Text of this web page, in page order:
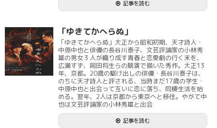
記事を読む
「ゆきてかへらぬ」
「ゆきてかへらぬ」大正から昭和初期、天才詩人・
中原中也と俳優の長谷川泰子、文芸評論家の小林秀
雄の男女３人が織り成す青春と恋愛劇の行く末を、
広瀬すず、岡田将生らの競演で描いた秀作。大正13
年、京都。20歳の駆け出しの俳優・長谷川泰子は、
のちに天才詩人と評される、当時まだ17歳の学生・
中原中也と出会って互いに恋に落ち、同棲生活を始
める。翌年、2人は京都から東京へと移住。やがて中
也は文芸評論家の小林秀雄と出会
記事を読む